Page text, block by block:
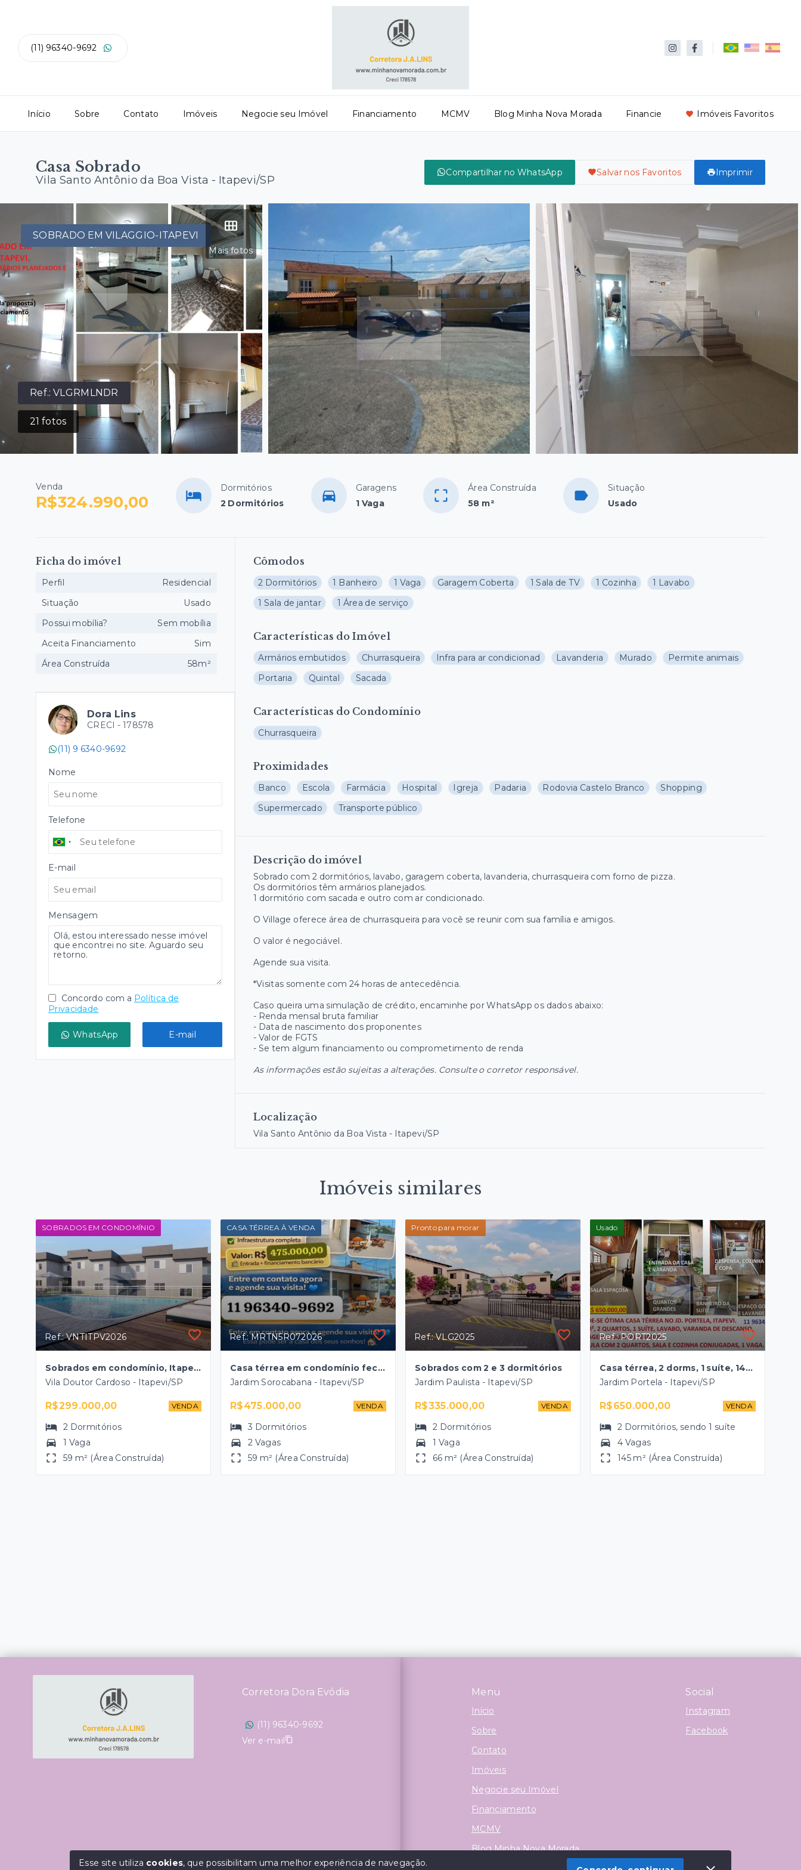
(11) 96340-9692
Início Sobre Contato Imóveis Negocie seu Imóvel Financiamento MCMV Blog Minha Nova Morada Financie Imóveis Favoritos
Casa Sobrado
Vila Santo Antônio da Boa Vista - Itapevi/SP
Compartilhar no WhatsApp Salvar nos Favoritos Imprimir
Ref.:VLGRMLNDR
21 fotos
Mais fotos
SOBRADO EM VILAGGIO-ITAPEVI
Venda
R$324.990,00
Dormitórios
2 Dormitórios
Garagens
1 Vaga
Área Construída
58 m²
Situação
Usado
Cômodos
2 Dormitórios 1 Banheiro 1 Vaga Garagem Coberta 1 Sala de TV 1 Cozinha
1 Lavabo
1 Sala de jantar
1 Área de serviço
Características do Imóvel
Armários embutidos Churrasqueira Infra para ar condicionad Lavanderia Murado
Permite animais
Portaria
Quintal Sacada
Características do Condomínio
Churrasqueira
Proximidades
Banco Escola Farmácia Hospital Igreja Padaria Rodovia Castelo Branco
Shopping
Supermercado
Transporte público
Descrição do imóvel
Sobrado com 2 dormitórios, lavabo, garagem coberta, lavanderia, churrasqueira com forno de pizza.
Os dormitórios têm armários planejados.
1 dormitório com sacada e outro com ar condicionado.
O Village oferece área de churrasqueira para você se reunir com sua família e amigos.
O valor é negociável.
Agende sua visita.
*Visitas somente com 24 horas de antecedência.
Caso queira uma simulação de crédito, encaminhe por WhatsApp os dados abaixo:
- Renda mensal bruta familiar
- Data de nascimento dos proponentes
- Valor de FGTS
- Se tem algum financiamento ou comprometimento de renda
As informações estão sujeitas a alterações. Consulte o corretor responsável.
Localização
Vila Santo Antônio da Boa Vista - Itapevi/SP
Ficha do imóvel
Perfil
Residencial
Situação
Usado
Possui mobília?
Sem mobília
Aceita Financiamento
Sim
Área Construída
58m²
Dora Lins
CRECI - 178578
(11) 9 6340-9692
Nome
Telefone
E-mail
Mensagem
Concordo com a Política de
Privacidade
WhatsApp E-mail
Imóveis similares
SOBRADOS EM CONDOMÍNIO
Ref.: VNTITPV2026
Sobrados em condomínio, Itapevi-SP
Vila Doutor Cardoso - Itapevi/SP
R$299.000,00 VENDA
2 Dormitórios
1 Vaga
59 m² (Área Construída)
CASA TÉRREA À VENDA
Ref.: MRTN5R072026
Casa térrea em condomínio fechado
Jardim Sorocabana - Itapevi/SP
R$475.000,00 VENDA
3 Dormitórios
2 Vagas
59 m² (Área Construída)
Pronto para morar
Ref.: VLG2025
Sobrados com 2 e 3 dormitórios
Jardim Paulista - Itapevi/SP
R$335.000,00 VENDA
2 Dormitórios
1 Vaga
66 m² (Área Construída)
Usado
Ref.: PORT2025
Casa térrea, 2 dorms, 1 suíte, 145m²
Jardim Portela - Itapevi/SP
R$650.000,00 VENDA
2 Dormitórios, sendo1 suíte
4 Vagas
145 m² (Área Construída)
Menu
Início
Sobre
Contato
Imóveis
Negocie seu Imóvel
Financiamento
MCMV
Blog Minha Nova Morada
Social
Instagram
Facebook
Corretora Dora Evódia
(11) 96340-9692
Ver e-mail
Esse site utiliza cookies, que possibilitam uma melhor experiência de navegação.